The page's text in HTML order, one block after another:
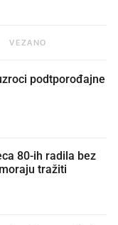
VEZANO
podtporođajne
80-ih radila bez
tražiti